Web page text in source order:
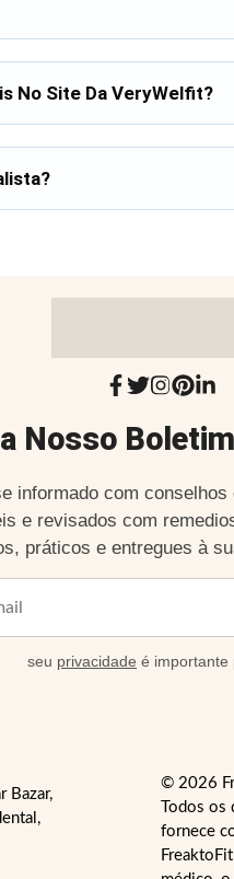
No Site Da VeryWelfit?
Nosso
informado com
e revisados com
práticos e entregues à
seu privacidade é importante
Bazar,
© 2026
Todos
fornece